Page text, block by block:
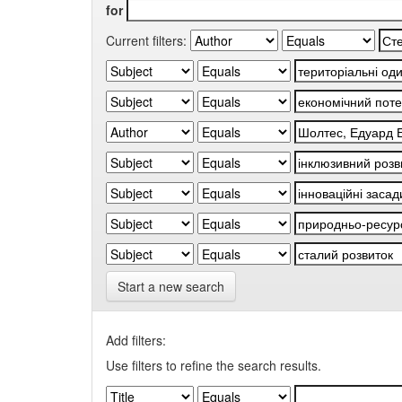
for
Current filters:
Start a new search
Add filters:
Use filters to refine the search results.